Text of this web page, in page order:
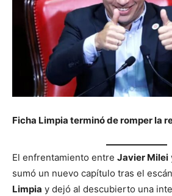
Ficha Limpia terminó de romper la
El enfrentamiento entre Javier Milei
sumó un nuevo capítulo tras el
Limpia y dejó al descubierto una